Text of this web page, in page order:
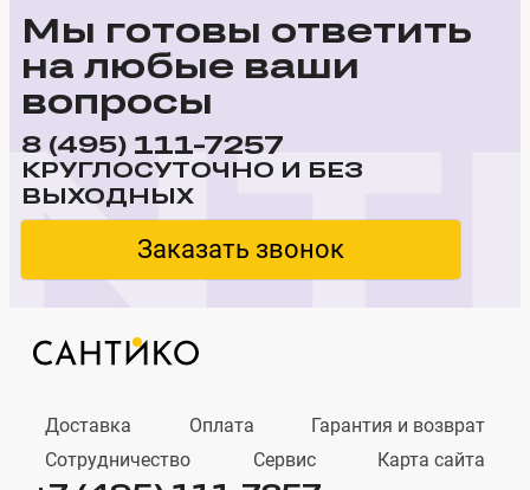
Мы готовы ответить
на любые ваши
вопросы
8 (495) 111-7257
КРУГЛОСУТОЧНО И БЕЗ
ВЫХОДНЫХ
Заказать звонок
Доставка Оплата
Гарантия и возврат
Сотрудничество
Сервис Карта сайта